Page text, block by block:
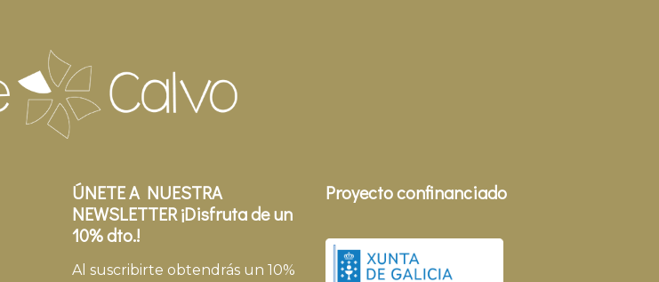
ÚNETE A NUESTRA
NEWSLETTER ¡Disfruta de un
10% dto.!
Al suscribirte obtendrás un 10%
Proyecto confinanciado